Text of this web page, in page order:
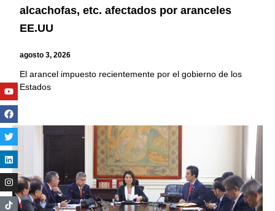
alcachofas, etc. afectados por aranceles
EE.UU
agosto 3, 2026
El arancel impuesto recientemente por el gobierno de los
Estados
Youtube
Facebook
Twitter
Linkedin
Instagram